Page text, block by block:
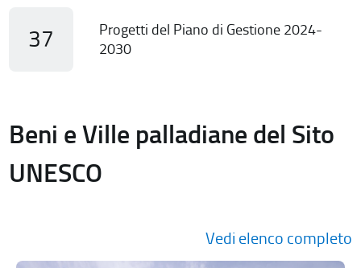
37
Progetti del Piano di Gestione 2024-
2030
Beni e Ville palladiane del Sito
UNESCO
Vedi elenco completo